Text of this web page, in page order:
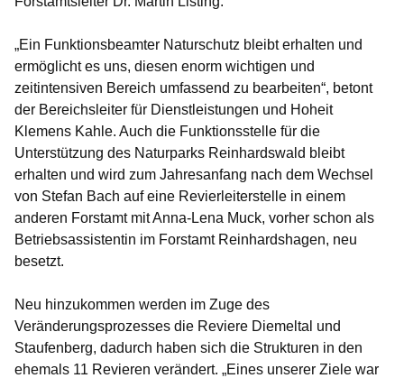
„Ein Funktionsbeamter Naturschutz bleibt erhalten und
ermöglicht es uns, diesen enorm wichtigen und
zeitintensiven Bereich umfassend zu bearbeiten“, betont
der Bereichsleiter für Dienstleistungen und Hoheit
Klemens Kahle. Auch die Funktionsstelle für die
Unterstützung des Naturparks Reinhardswald bleibt
erhalten und wird zum Jahresanfang nach dem Wechsel
von Stefan Bach auf eine Revierleiterstelle in einem
anderen Forstamt mit Anna-Lena Muck, vorher schon als
Betriebsassistentin im Forstamt Reinhardshagen, neu
besetzt.
Neu hinzukommen werden im Zuge des
Veränderungsprozesses die Reviere Diemeltal und
Staufenberg, dadurch haben sich die Strukturen in den
ehemals 11 Revieren verändert. „Eines unserer Ziele war